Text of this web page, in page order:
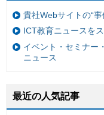
貴社Webサイトの“
ICT教育ニュースを
イベント・セミナー
ニュース
最近の人気記事